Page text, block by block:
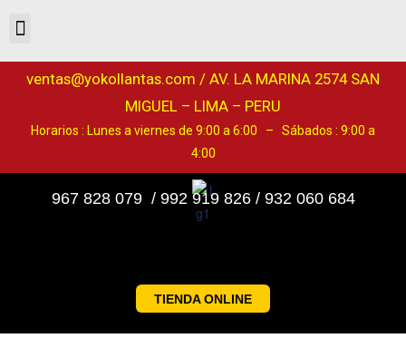
ventas@yokollantas.com / AV. LA MARINA 2574 SAN
MIGUEL – LIMA – PERU
Horarios : Lunes a viernes de 9:00 a 6:00 – Sábados : 9:00 a
4:00
967 828 079 / 992 919 826 / 932 060 684
TIENDA ONLINE